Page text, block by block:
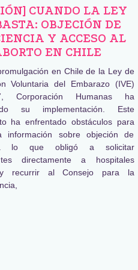
CUANDO LA LEY
OBJECIÓN DE
Y ACCESO AL
EN CHILE
en Chile de la Ley de
Voluntaria del Embarazo (IVE)
Corporación Humanas ha
su implementación. Este
ha enfrentado obstáculos para
información sobre objeción de
lo que obligó a solicitar
directamente a hospitales
recurrir al Consejo para la